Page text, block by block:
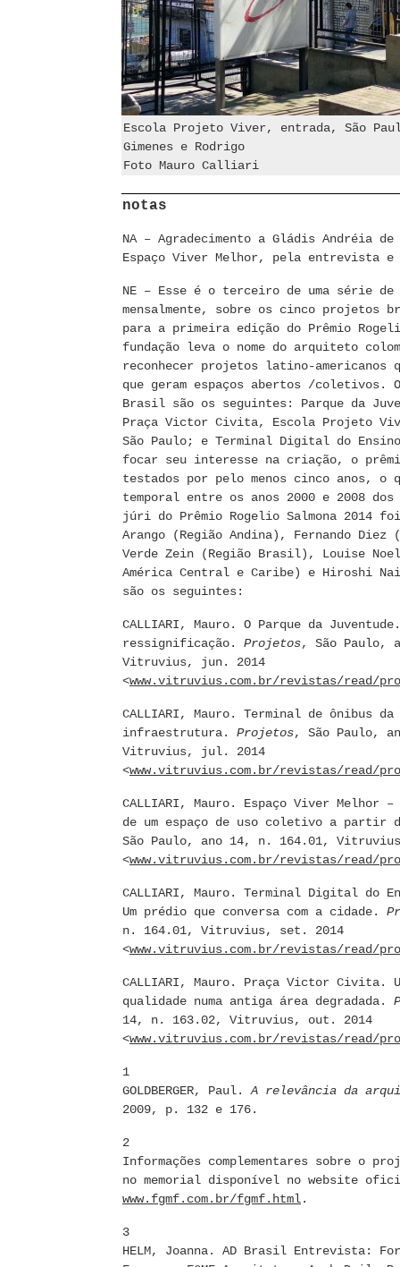
Escola Projeto Viver, entrada, São
Gimenes e Rodrigo
Foto Mauro Calliari
notas
NA – Agradecimento a Gládis Andréia
Espaço Viver Melhor, pela entrevista
NE – Esse é o terceiro de uma série
mensalmente, sobre os cinco projetos
para a primeira edição do Prêmio
fundação leva o nome do arquiteto
reconhecer projetos latino-americanos
que geram espaços abertos /coletivos.
Brasil são os seguintes: Parque da
Praça Victor Civita, Escola Projeto
São Paulo; e Terminal Digital do
focar seu interesse na criação, o
testados por pelo menos cinco anos,
temporal entre os anos 2000 e 2008
júri do Prêmio Rogelio Salmona 2014
Arango (Região Andina), Fernando Diez
Verde Zein (Região Brasil), Louise
América Central e Caribe) e Hiroshi
são os seguintes:
CALLIARI, Mauro. O Parque da
ressignificação. Projetos, São Paulo,
Vitruvius, jun. 2014
<www.vitruvius.com.br/revistas/read/
CALLIARI, Mauro. Terminal de ônibus
infraestrutura. Projetos, São Paulo,
Vitruvius, jul. 2014
<www.vitruvius.com.br/revistas/read/
CALLIARI, Mauro. Espaço Viver
de um espaço de uso coletivo a partir
São Paulo, ano 14, n. 164.01,
<www.vitruvius.com.br/revistas/read/
CALLIARI, Mauro. Terminal Digital do
Um prédio que conversa com a cidade.
n. 164.01, Vitruvius, set. 2014
<www.vitruvius.com.br/revistas/read/
CALLIARI, Mauro. Praça Victor Civita.
qualidade numa antiga área degradada.
14, n. 163.02, Vitruvius, out. 2014
<www.vitruvius.com.br/revistas/read/
1
GOLDBERGER, Paul.A relevância da
2009, p. 132 e 176.
2
Informações complementares sobre o
no memorial disponível no website
www.fgmf.com.br/fgmf.html.
3
HELM, Joanna. AD Brasil Entrevista: